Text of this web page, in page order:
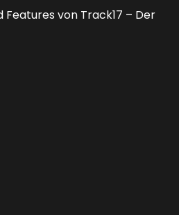
Features von Track17 – Der